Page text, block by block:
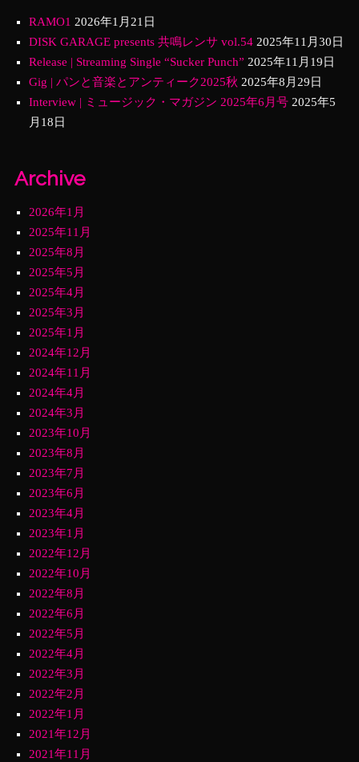
RAMO1 2026年1月21日
DISK GARAGE presents 共鳴レンサ vol.54 2025年11月30日
Release | Streaming Single “Sucker Punch” 2025年11月19日
Gig | パンと音楽とアンティーク2025秋 2025年8月29日
Interview | ミュージック・マガジン 2025年6月号 2025年5
月18日
Archive
2026年1月
2025年11月
2025年8月
2025年5月
2025年4月
2025年3月
2025年1月
2024年12月
2024年11月
2024年4月
2024年3月
2023年10月
2023年8月
2023年7月
2023年6月
2023年4月
2023年1月
2022年12月
2022年10月
2022年8月
2022年6月
2022年5月
2022年4月
2022年3月
2022年2月
2022年1月
2021年12月
2021年11月